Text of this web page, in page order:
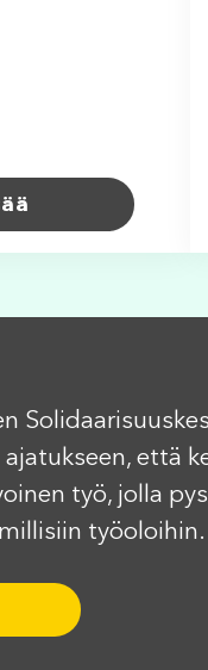
että
työ, jolla
työoloihin.